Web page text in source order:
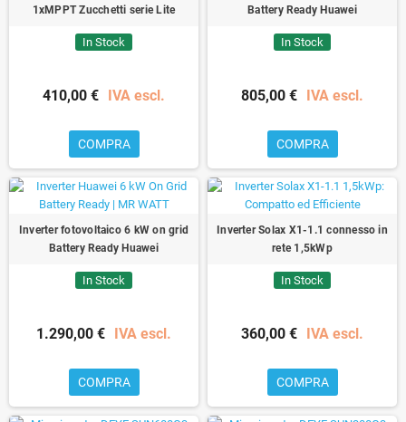
1xMPPT Zucchetti serie Lite
In Stock
410,00 € IVA escl.
COMPRA
Battery Ready Huawei
In Stock
805,00 € IVA escl.
COMPRA
Inverter fotovoltaico 6 kW on grid
Battery Ready Huawei
In Stock
1.290,00 € IVA escl.
COMPRA
Inverter Solax X1-1.1 connesso in
rete 1,5kWp
In Stock
360,00 € IVA escl.
COMPRA